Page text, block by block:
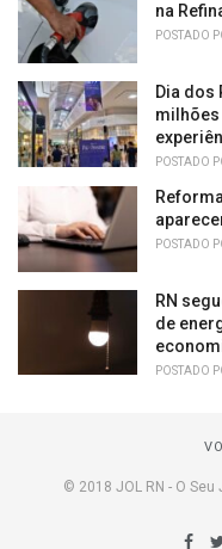
na
POSTADO
Dia dos
milhões
POSTADO
POSTADO
RN
de
POSTADO
© 2018 JOL RN - O